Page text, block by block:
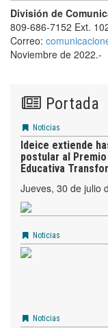
División de
809-686-7152 Ext.
Correo:
Noviembre de 2022.-
Portada
Noticias
Ideice extiende
postular al
Educativa
jueves, 30 de julio
Noticias
Noticias